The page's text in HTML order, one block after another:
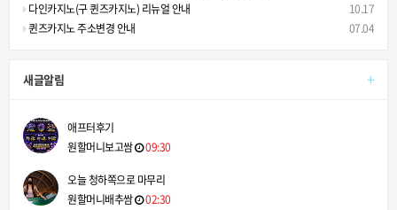
10.17
다인카지노(구 퀸즈카지노) 리뉴얼 안내
07.04
퀸즈카지노 주소변경 안내
+
새글알림
애프터후기
원할머니보고쌈
09:30
오늘 청하쪽으로 마무리
원할머니배추쌈
02:30